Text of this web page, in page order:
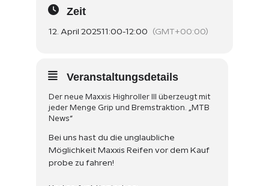
Zeit
12. April 202511:00-12:00 (GMT+00:00)
Veranstaltungsdetails
Der neue Maxxis Highroller III überzeugt mit
jeder Menge Grip und Bremstraktion. „MTB
News“
Bei uns hast du die unglaubliche
Möglichkeit Maxxis Reifen vor dem Kauf
probe zu fahren!